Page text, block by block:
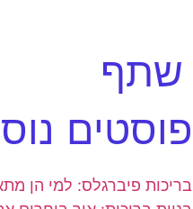
שתף
פוסטים
בריכות פיברגלס: למי הן